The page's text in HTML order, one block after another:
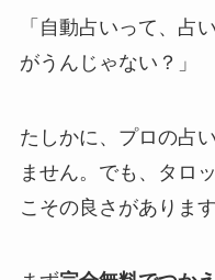
「自動占いって、占
がうんじゃない？」
たしかに、プロの占
ません。でも、タロ
こその良さがあります